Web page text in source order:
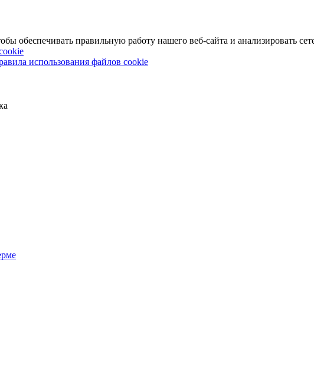
обеспечивать правильную работу нашего веб-сайта и анализировать
использования файлов cookie